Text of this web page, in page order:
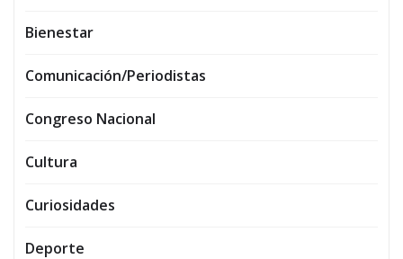
Bienestar
Comunicación/Periodistas
Congreso Nacional
Cultura
Curiosidades
Deporte